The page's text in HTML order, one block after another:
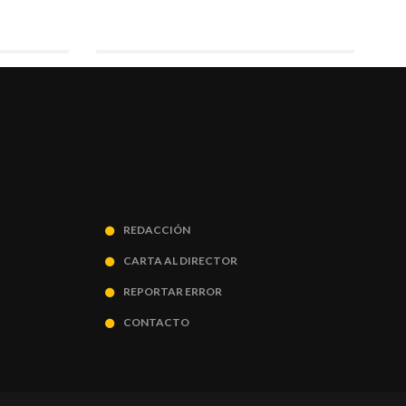
REDACCIÓN
CARTA AL DIRECTOR
REPORTAR ERROR
CONTACTO